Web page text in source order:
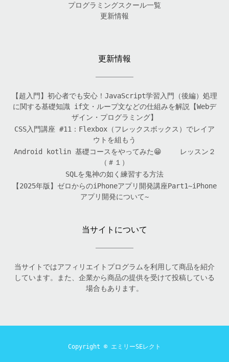
プログラミングスクール一覧
更新情報
更新情報
【超入門】初心者でも安心！JavaScript学習入門（後編）処理
に関する基礎知識 if文・ループ文などの仕組みを解説【Webデ
ザイン・プログラミング】
CSS入門講座 #11：Flexbox（フレックスボックス）でレイア
ウトを組もう
Android kotlin 基礎コースをやってみた😁 レッスン２
（＃１）
SQLを鬼神の如く練習する方法
【2025年版】ゼロからのiPhoneアプリ開発講座Part1~iPhone
アプリ開発について~
当サイトについて
当サイトではアフィリエイトプログラムを利用して商品を紹介
しています。また、企業から商品の提供を受けて投稿している
場合もあります。
Copyright © エミリーSEレクト